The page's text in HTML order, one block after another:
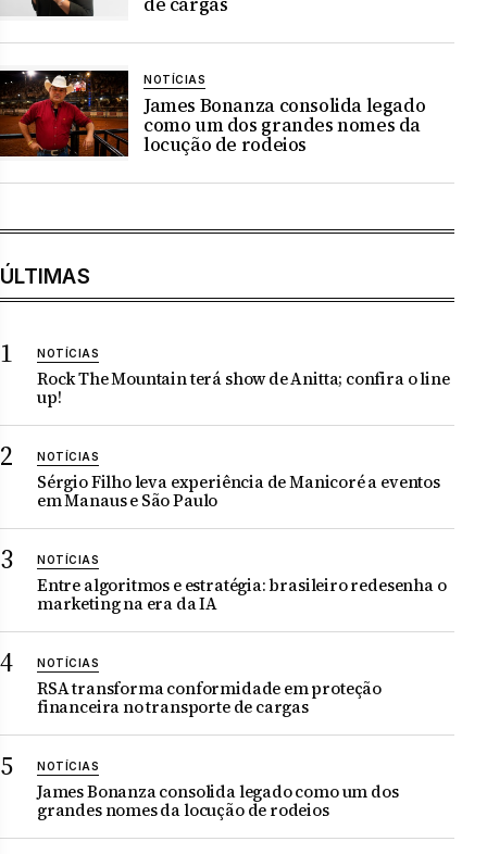
NOTÍCIAS
James Bonanza consolida legado
como um dos grandes nomes da
locução de rodeios
ÚLTIMAS
NOTÍCIAS
Rock The Mountain terá show de Anitta; confira o line
up!
NOTÍCIAS
Sérgio Filho leva experiência de Manicoré a eventos
em Manaus e São Paulo
NOTÍCIAS
Entre algoritmos e estratégia: brasileiro redesenha o
marketing na era da IA
NOTÍCIAS
RSA transforma conformidade em proteção
financeira no transporte de cargas
NOTÍCIAS
James Bonanza consolida legado como um dos
grandes nomes da locução de rodeios